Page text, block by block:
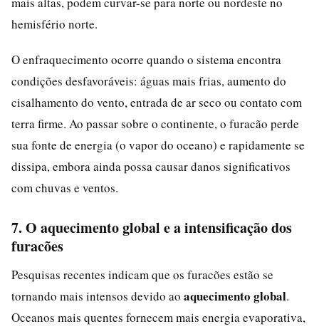
hemisfério norte.
O enfraquecimento ocorre quando o sistema encontra
condições desfavoráveis: águas mais frias, aumento do
cisalhamento do vento, entrada de ar seco ou contato com
terra firme. Ao passar sobre o continente, o furacão perde
sua fonte de energia (o vapor do oceano) e rapidamente se
dissipa, embora ainda possa causar danos significativos
com chuvas e ventos.
7. O aquecimento global e a intensificação dos
furacões
Pesquisas recentes indicam que os furacões estão se
tornando mais intensos devido ao aquecimento global.
Oceanos mais quentes fornecem mais energia evaporativa,